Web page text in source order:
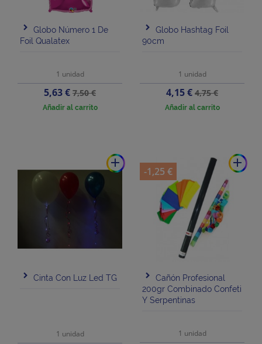
Globo Número 1 De
Foil Qualatex
1 unidad
Precio
5,63 €Precio
base
7,50 €
Añadir al carrito
Globo Hashtag Foil
90cm
1 unidad
Precio
4,15 €Precio
base
4,75 €
Añadir al carrito
add
Cinta Con Luz Led TG
1 unidad
add
Cañón Profesional
200gr Combinado Confeti
Y Serpentinas
1 unidad
-1,25 €